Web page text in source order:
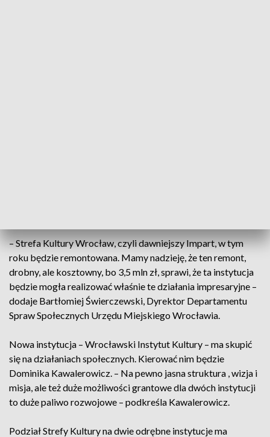
– Strefa Kultury Wrocław, czyli dawniejszy Impart, w tym
roku będzie remontowana. Mamy nadzieję, że ten remont,
drobny, ale kosztowny, bo 3,5 mln zł, sprawi, że ta instytucja
będzie mogła realizować właśnie te działania impresaryjne –
dodaje Bartłomiej Świerczewski, Dyrektor Departamentu
Spraw Społecznych Urzędu Miejskiego Wrocławia.
Nowa instytucja – Wrocławski Instytut Kultury – ma skupić
się na działaniach społecznych. Kierować nim będzie
Dominika Kawalerowicz. – Na pewno jasna struktura , wizja i
misja, ale też duże możliwości grantowe dla dwóch instytucji
to duże paliwo rozwojowe – podkreśla Kawalerowicz.
Podział Strefy Kultury na dwie odrębne instytucje ma